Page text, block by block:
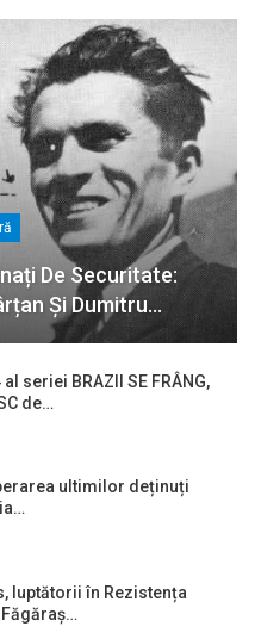
De Securitate:
Și Dumitru…
seriei BRAZII SE FRÂNG,
de…
ultimilor deținuți
luptătorii în Rezistența